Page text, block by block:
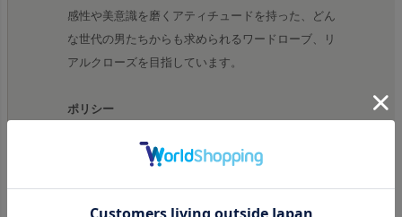
感性や美意識を磨くアティチュードを持った、どん
な世代の男たちからも求められるワードローブ、リ
アルクローズを目指しています。
ポリシー
となり得るアイテムを展開する。 モダン・コンシ